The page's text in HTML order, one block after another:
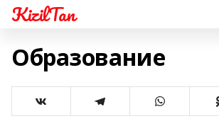
KizilTan
Образование